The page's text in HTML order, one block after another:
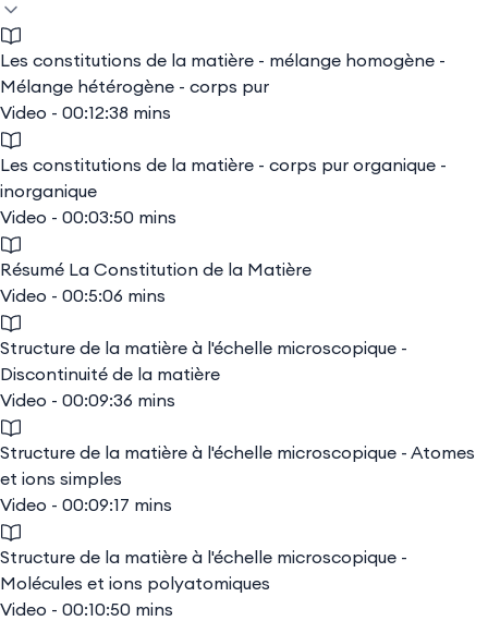
Les constitutions de la matière - mélange homogène -
Mélange hétérogène - corps pur
Video - 00:12:38 mins
Les constitutions de la matière - corps pur organique -
inorganique
Video - 00:03:50 mins
Résumé La Constitution de la Matière
Video - 00:5:06 mins
Structure de la matière à l'échelle microscopique -
Discontinuité de la matière
Video - 00:09:36 mins
Structure de la matière à l'échelle microscopique - Atomes
et ions simples
Video - 00:09:17 mins
Structure de la matière à l'échelle microscopique -
Molécules et ions polyatomiques
Video - 00:10:50 mins